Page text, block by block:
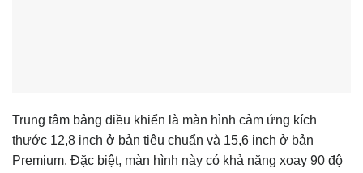
Trung tâm bảng điều khiển là màn hình cảm ứng kích
thước 12,8 inch ở bản tiêu chuẩn và 15,6 inch ở bản
Premium. Đặc biệt, màn hình này có khả năng xoay 90 độ